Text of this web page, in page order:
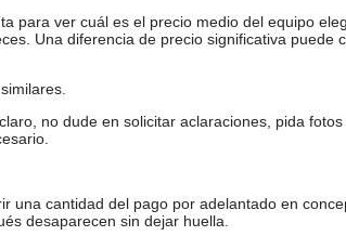
para ver cuál es el precio medio del equipo
Una diferencia de precio significativa puede
no dude en solicitar aclaraciones, pida
una cantidad del pago por adelantado en
desaparecen sin dejar huella.